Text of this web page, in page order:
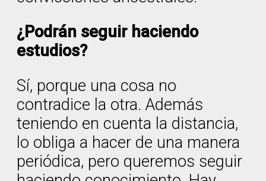
¿Podrán seguir haciendo
estudios?
Sí, porque una cosa no
contradice la otra. Además
teniendo en cuenta la distancia,
lo obliga a hacer de una manera
periódica, pero queremos seguir